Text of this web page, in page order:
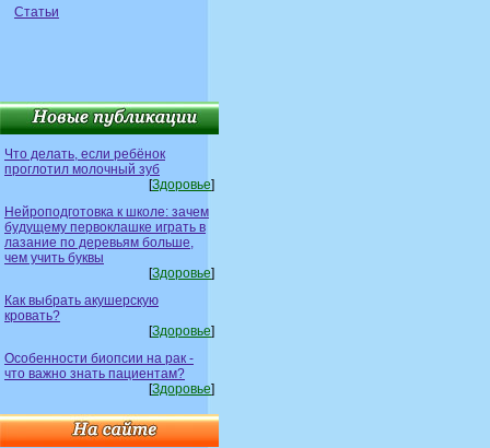
Статьи
Что делать, если ребёнок
проглотил молочный зуб
[Здоровье]
Нейроподготовка к школе: зачем
будущему первоклашке играть в
лазание по деревьям больше,
чем учить буквы
[Здоровье]
Как выбрать акушерскую
кровать?
[Здоровье]
Особенности биопсии на рак -
что важно знать пациентам?
[Здоровье]